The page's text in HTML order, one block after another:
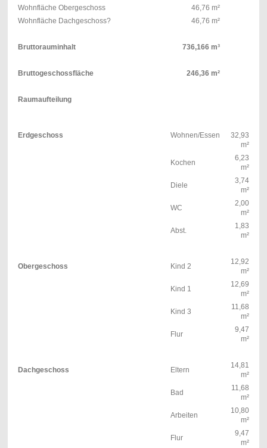
Wohnfläche Obergeschoss
46,76 m²
Wohnfläche Dachgeschoss?
46,76 m²
Bruttorauminhalt 736,166 m³
Bruttogeschossfläche 246,36 m²
Raumaufteilung
Erdgeschoss Wohnen/Essen
32,93
m²
Kochen
6,23
m²
Diele
3,74
m²
WC
2,00
m²
Abst.
1,83
m²
Obergeschoss Kind 2
12,92
m²
Kind 1
12,69
m²
Kind 3
11,68
m²
Flur
9,47
m²
Dachgeschoss Eltern
14,81
m²
Bad
11,68
m²
Arbeiten
10,80
m²
Flur
9,47
m²